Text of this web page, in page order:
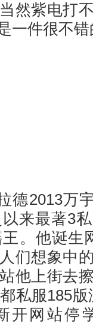
然紫电打
一件很不
德2013万
来最著3
。他诞生
们想象中
他上街去
私服185
开网站停